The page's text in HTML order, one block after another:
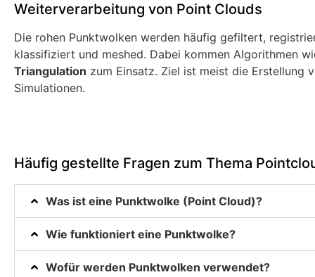
Weiterverarbeitung von Point Clouds
Die rohen Punktwolken werden häufig gefiltert,
klassifiziert und meshed. Dabei kommen Algorithmen
Triangulation zum Einsatz. Ziel ist meist die Erstellung
Simulationen.
Häufig gestellte Fragen zum Thema
Was ist eine Punktwolke (Point Cloud)?
Wie funktioniert eine Punktwolke?
Wofür werden Punktwolken verwendet?